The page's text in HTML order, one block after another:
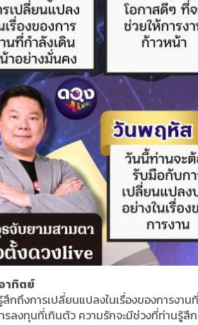
าทิตย์
สึกถึงการเปลี่ยนแปลงในเรื่องของการงา
ารลงทุนที่เกินตัว ความรักจะมีช่วงที่ท่านรู้